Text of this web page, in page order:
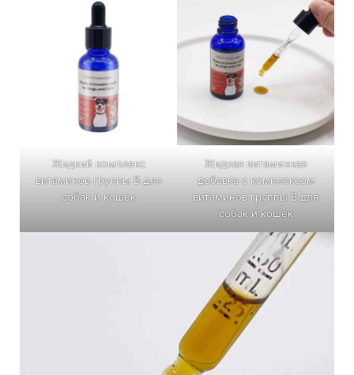
Жидкий комплекс
витаминов группы В для
собак и кошек
Жидкая витаминная
добавка с комплексом
витаминов группы В для
собак и кошек